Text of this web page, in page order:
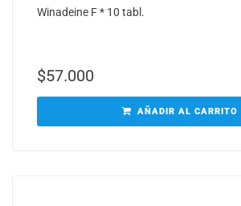
Winadeine F * 10 tabl.
$57.000
AÑADIR AL CARRITO